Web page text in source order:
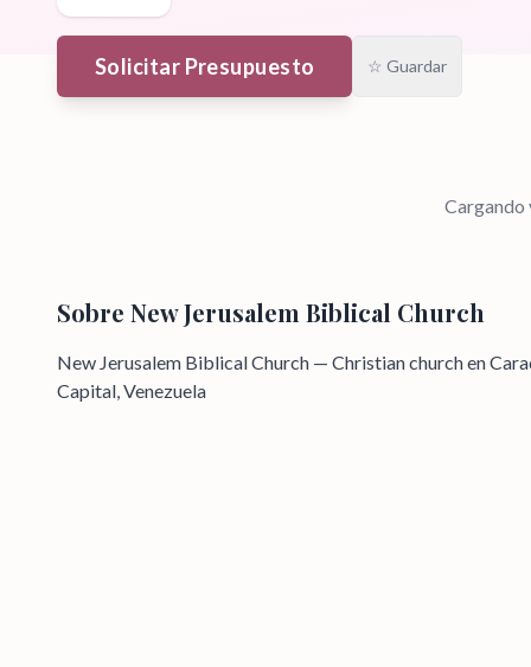
Solicitar Presupuesto ☆ Guardar
Cargando
Sobre New Jerusalem Biblical Church
New Jerusalem Biblical Church — Christian church en
Capital, Venezuela